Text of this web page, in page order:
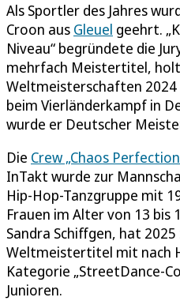
Als Sportler des Jahres
Croon aus Gleuel geehrt.
Niveau“ begründete die
mehrfach Meistertitel,
Weltmeisterschaften 2024
beim Vierländerkampf in
wurde er Deutscher
Die Crew „Chaos
InTakt wurde zur
Hip-Hop-Tanzgruppe mit
Frauen im Alter von 13 bis
Sandra Schiffgen, hat
Weltmeistertitel mit nach
Kategorie „StreetDance-
Junioren.